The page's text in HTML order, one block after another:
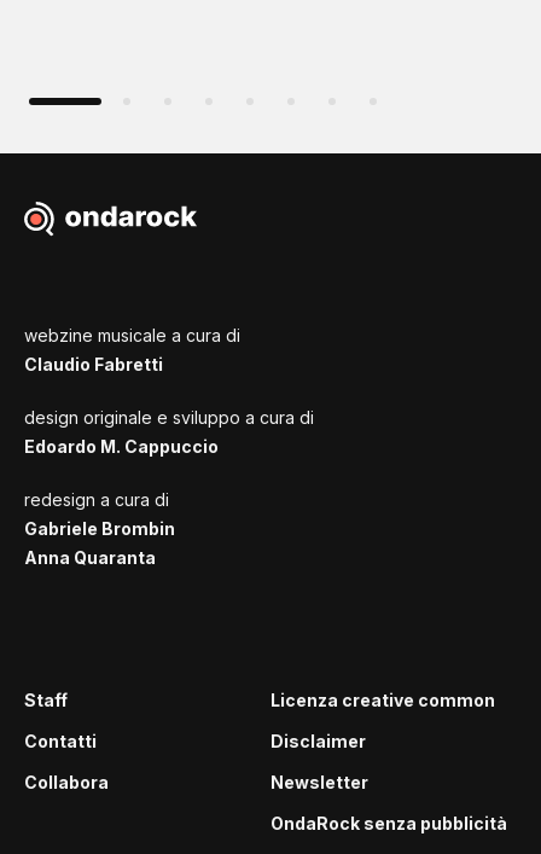
webzine musicale a cura di
Claudio Fabretti
design originale e sviluppo a cura di
Edoardo M. Cappuccio
redesign a cura di
Gabriele Brombin
Anna Quaranta
Staff
Contatti
Collabora
Licenza creative common
Disclaimer
Newsletter
OndaRock senza pubblicità